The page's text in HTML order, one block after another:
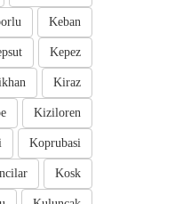
Keban
Kepez
Kiraz
Kiziloren
Koprubasi
Kosk